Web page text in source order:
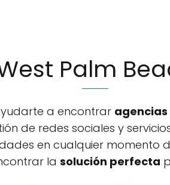
Palm
a encontrar
de redes sociales y
en cualquier momento
la solución perfecta